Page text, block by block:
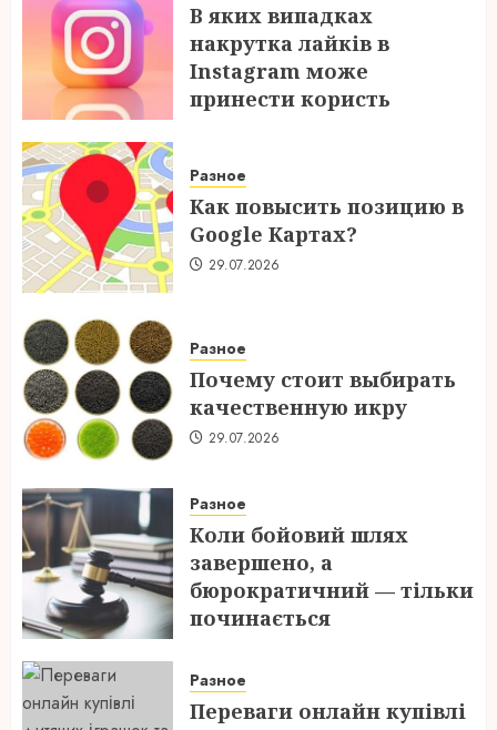
В яких випадках
накрутка лайків в
Instagram може
принести користь
Разное
Как повысить позицию в
Google Картах?
29.07.2026
Разное
Почему стоит выбирать
качественную икру
29.07.2026
Разное
Коли бойовий шлях
завершено, а
бюрократичний — тільки
починається
Разное
Переваги онлайн купівлі